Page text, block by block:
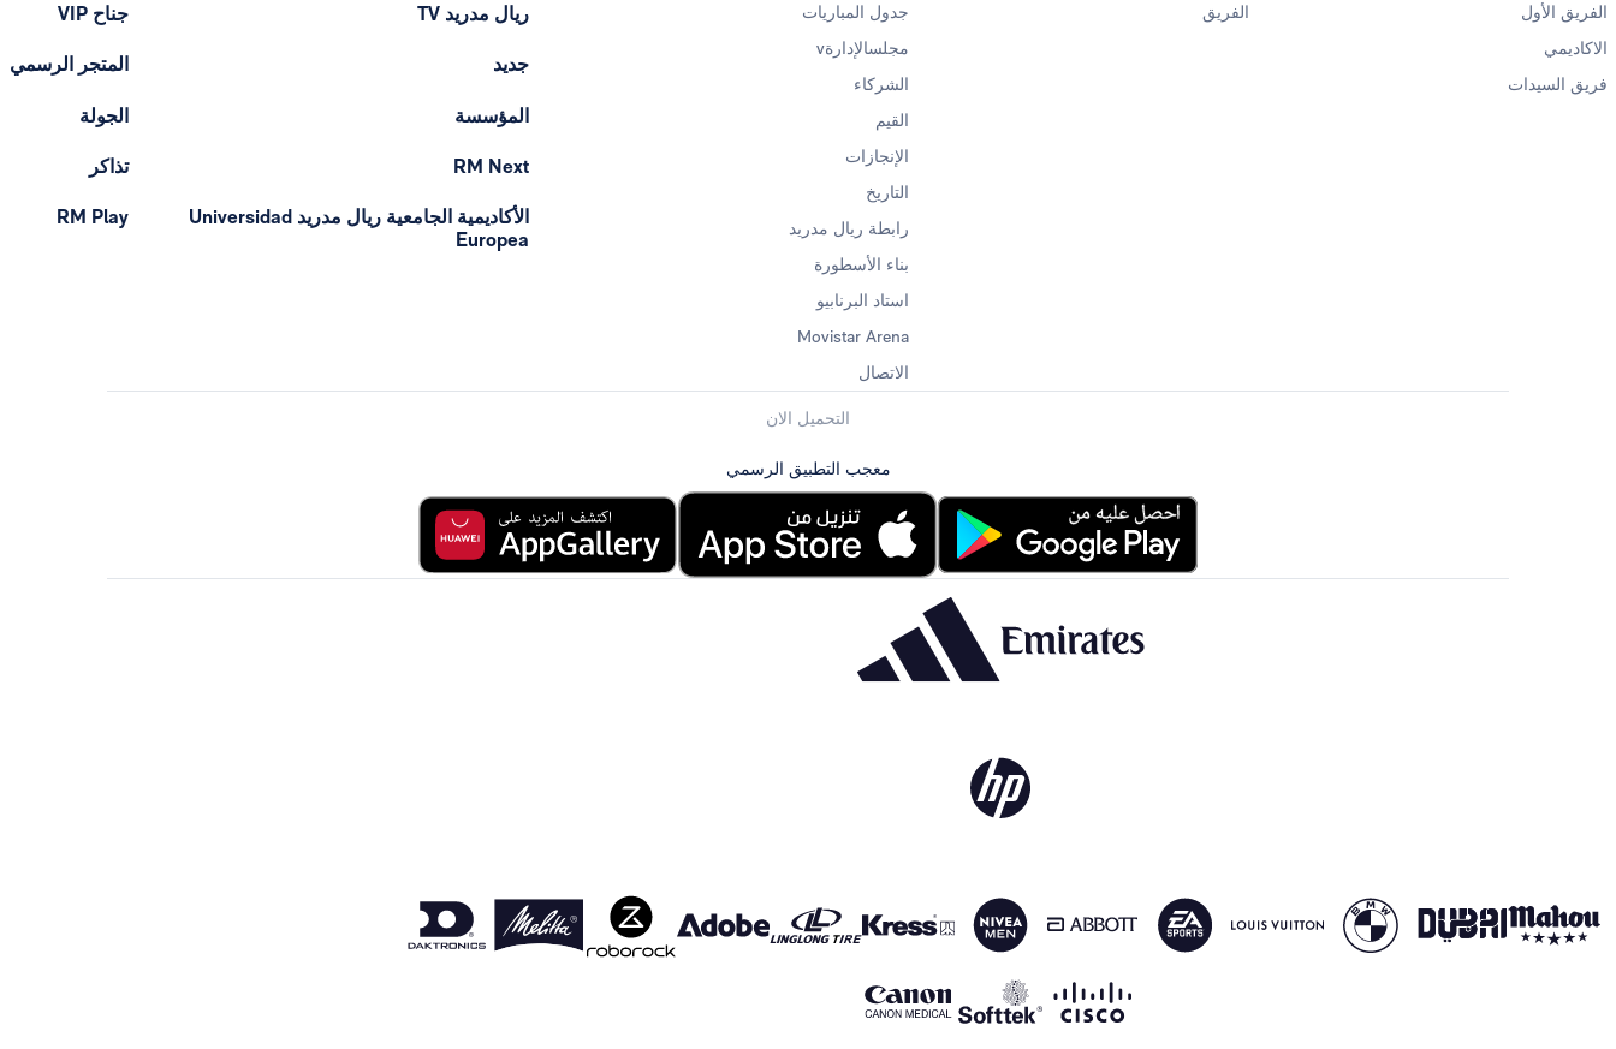
الفريق الأول
الاكاديمي
فريق السيدات
الفريق
جدول المباريات
مجلسالإدارةv
الشركاء
القيم
الإنجازات
التاريخ
رابطة ريال مدريد
بناء الأسطورة
استاد البرنابيو
Movistar Arena
الاتصال
ريال مدريد TV
جديد
المؤسسة
RM Next
الأكاديمية الجامعية ريال مدريد Universidad
Europea
جناح VIP
المتجر الرسمي
الجولة
تذاكر
RM Play
التحميل الان
معجب التطبيق الرسمي